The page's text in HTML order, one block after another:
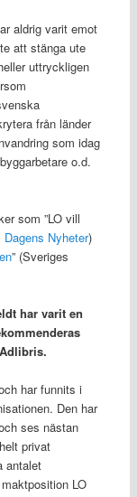
aldrig varit emot
att stänga ute
uttryckligen
från länder
som idag
o.d.
som ”LO vill
Dagens Nyheter)
” (Sveriges
har varit en
har funnits i
Den har
ses nästan
privat
antalet
LO